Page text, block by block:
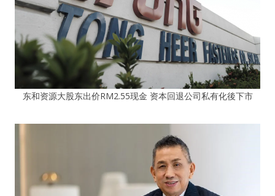
东和资源大股东出价RM2.55现金 资本回退公司私有化後下市